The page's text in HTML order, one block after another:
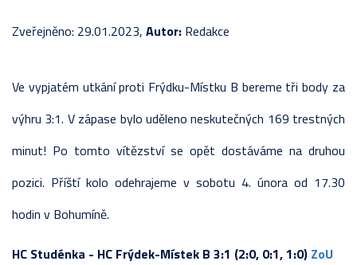
Zveřejněno: 29.01.2023, Autor: Redakce
Ve vypjatém utkání proti Frýdku-Místku B bereme tři body za
výhru 3:1. V zápase bylo uděleno neskutečných 169 trestných
minut! Po tomto vítězství se opět dostáváme na druhou
pozici. Příští kolo odehrajeme v sobotu 4. února od 17.30
hodin v Bohumíně.
HC Studénka - HC Frýdek-Místek B 3:1 (2:0, 0:1, 1:0) ZoU